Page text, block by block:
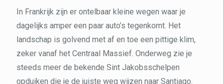
In Frankrijk zijn er ontelbaar kleine wegen waar je
dagelijks amper een paar auto’s tegenkomt. Het
landschap is golvend met af en toe een pittige klim,
zeker vanaf het Centraal Massief. Onderweg zie je
steeds meer de bekende Sint Jakobsschelpen
opduiken die je de juiste weg wijzen naar Santiago.